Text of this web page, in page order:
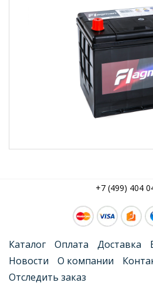
+7 (499) 404
Каталог Оплата Доставка
Новости
О компании
Отследить заказ